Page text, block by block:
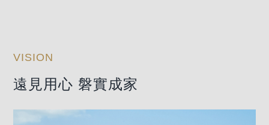
VISION
遠見用心 磐實成家